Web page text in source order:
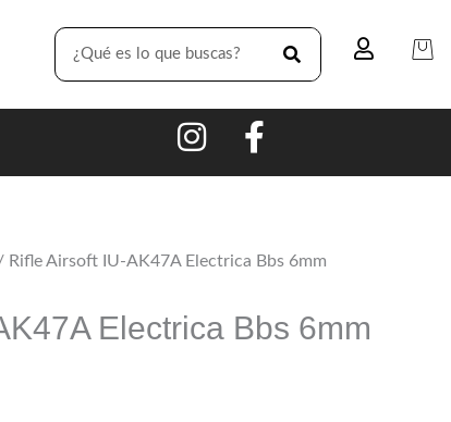
SEARCH
Rifle Airsoft IU-AK47A Electrica Bbs 6mm
Electrica Bbs 6mm